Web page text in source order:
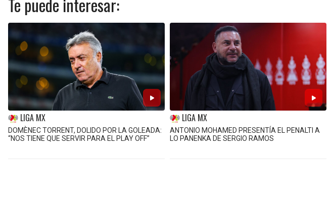
LIGA MX
DOMÈNEC TORRENT, DOLIDO POR LA GOLEADA:
“NOS TIENE QUE SERVIR PARA EL PLAY OFF”
LIGA MX
ANTONIO MOHAMED PRESENTÍA EL PENALTI A
LO PANENKA DE SERGIO RAMOS